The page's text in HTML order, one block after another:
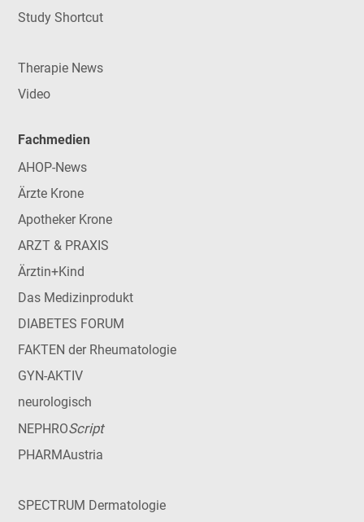
Study Shortcut
Therapie News
Video
Fachmedien
AHOP-News
Ärzte Krone
Apotheker Krone
ARZT & PRAXIS
Ärztin+Kind
Das Medizinprodukt
DIABETES FORUM
FAKTEN der Rheumatologie
GYN-AKTIV
neurologisch
NEPHROScript
PHARMAustria
SPECTRUM Dermatologie